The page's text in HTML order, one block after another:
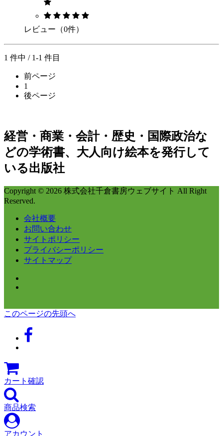
レビュー（0件）
1 件中 / 1-1 件目
前ページ
1
後ページ
経営・商業・会計・歴史・国際政治な
どの学術書、大人向け絵本を発行して
いる出版社
Copyright © 2026 株式会社千倉書房ウェブサイト All Right
Reserved.
会社概要
お問い合わせ
サイトポリシー
プライバシーポリシー
サイトマップ
このページの先頭へ
カート確認
商品検索
アカウント